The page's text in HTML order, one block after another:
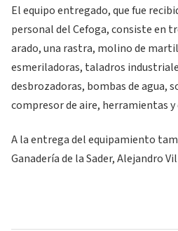
El equipo entregado, que fue
personal del Cefoga, consiste en
arado, una rastra, molino de
esmeriladoras, taladros
desbrozadoras, bombas de agua,
compresor de aire, herramientas
A la entrega del equipamiento
Ganadería de la Sader, Alejandro